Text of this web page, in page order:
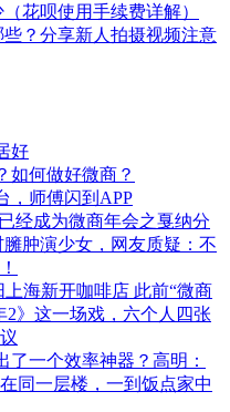
花呗使用手续费详解）
？分享新人拍摄视频注意
好
如何做好微商？
，师傅闪到APP
经成为微商年会之戛纳分
肿演少女，网友质疑：不
海新开咖啡店 此前“微商
2》这一场戏，六个人四张
了一个效率神器？高明：
同一层楼，一到饭点家中